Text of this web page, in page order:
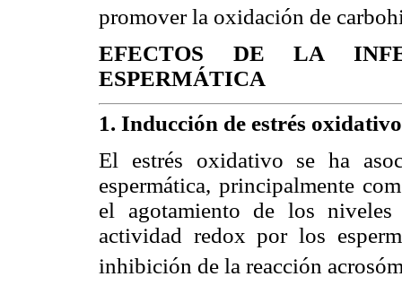
promover la oxidación de
EFECTOS DE LA
ESPERMÁTICA
1. Inducción de estrés oxidativo
El estrés oxidativo se ha
espermática, principalmente
el agotamiento de los
actividad redox por los
inhibición de la reacción